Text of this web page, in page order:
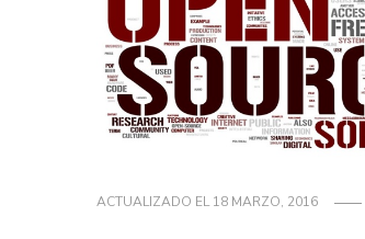
ACTUALIZADO EL18 MARZO, 2016